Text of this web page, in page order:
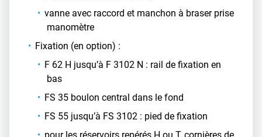
vanne avec raccord et manchon à braser prise
manomètre
Fixation (en option) :
F 62 H jusqu’à F 3102 N : rail de fixation en
bas
FS 35 boulon central dans le fond
FS 55 jusqu’à FS 3102 : pied de fixation